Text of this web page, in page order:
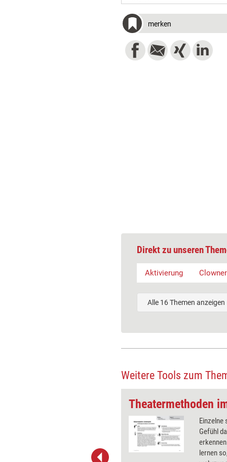
merken
Direkt zu unseren
Aktivierung
Alle 16 Themen anzeigen
Weitere Tools zum
Einzelne
Gefühl
lernen